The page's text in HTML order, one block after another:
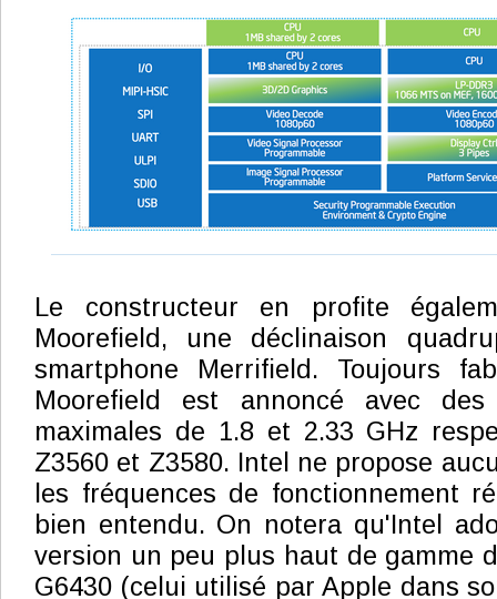
Le constructeur en profite
Moorefield, une déclinaison
smartphone Merrifield. Toujours
Moorefield est annoncé avec des
maximales de 1.8 et 2.33 GHz
Z3560 et Z3580. Intel ne propose
les fréquences de fonctionnement
bien entendu. On notera qu'Intel
version un peu plus haut de gamme
G6430 (celui utilisé par Apple dans